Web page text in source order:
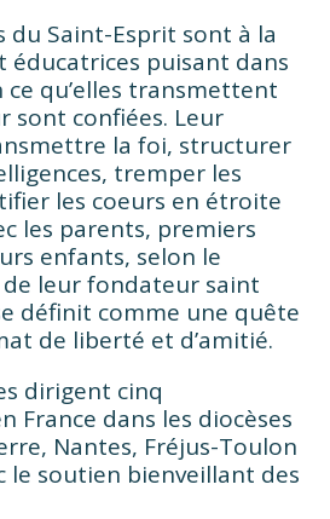
du Saint-Esprit sont à la
éducatrices puisant dans
qu’elles transmettent
sont confiées. Leur
la foi, structurer
tremper les
les coeurs en étroite
les parents, premiers
enfants, selon le
leur fondateur saint
définit comme une quête
de liberté et d’amitié.
dirigent cinq
France dans les diocèses
Nantes, Fréjus-Toulon
le soutien bienveillant des